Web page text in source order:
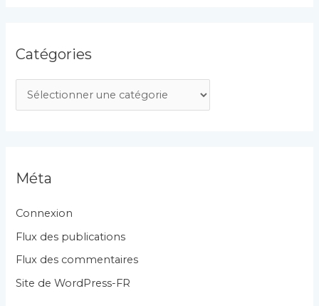
Catégories
a
g
r
i
e
Méta
Connexion
Flux des publications
Flux des commentaires
Site de WordPress-FR